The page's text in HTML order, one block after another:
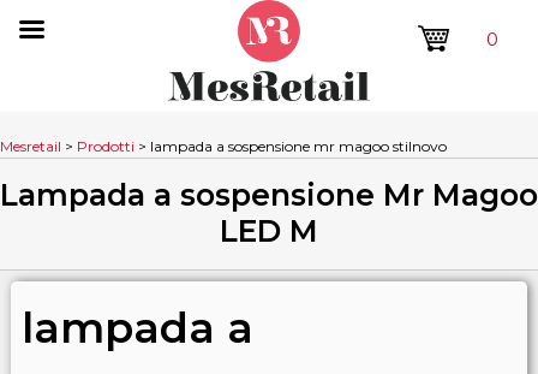
0
Mesretail > Prodotti > lampada a sospensione mr magoo stilnovo
Lampada a sospensione Mr Magoo
LED M
lampada a